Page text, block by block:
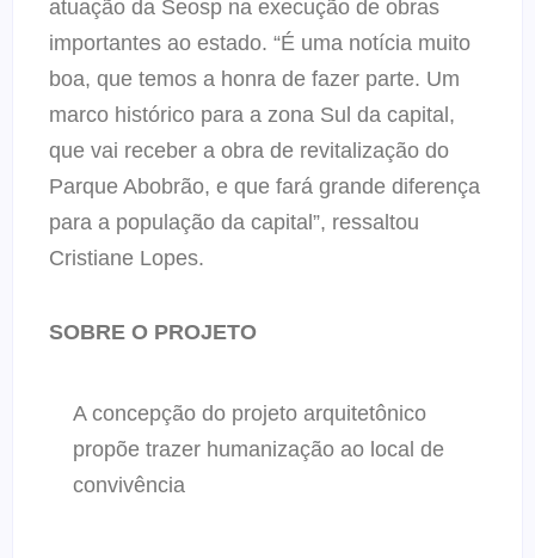
atuação da Seosp na execução de obras
importantes ao estado. “É uma notícia muito
boa, que temos a honra de fazer parte. Um
marco histórico para a zona Sul da capital,
que vai receber a obra de revitalização do
Parque Abobrão, e que fará grande diferença
para a população da capital”, ressaltou
Cristiane Lopes.
SOBRE O PROJETO
A concepção do projeto arquitetônico
propõe trazer humanização ao local de
convivência